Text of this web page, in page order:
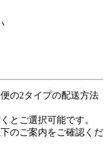
の2タイプの配送方法
とご選択可能です。
のご案内をご確認くだ